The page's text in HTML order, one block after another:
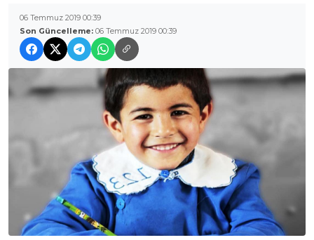
06 Temmuz 2019 00:39
Son Güncelleme: 06 Temmuz 2019 00:39